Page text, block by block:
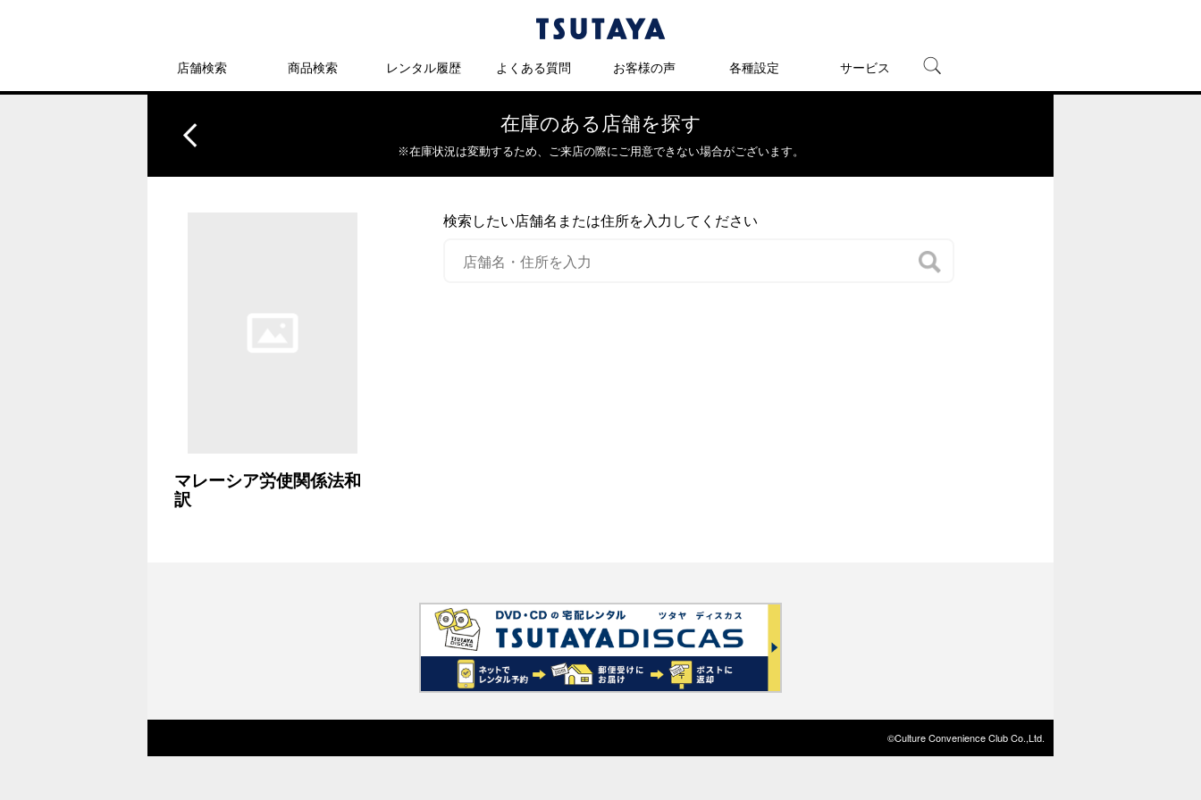
店舗検索 商品検索 レンタル履歴 よくある質問 お客様の声 各種設定 サービス
在庫のある店舗を探す
※在庫状況は変動するため、 ご来店の際にご用意できない場合がございます。
マレーシア労使関係法和
訳
検索したい店舗名または住所を入力してください
©Culture Convenience Club Co.,Ltd.